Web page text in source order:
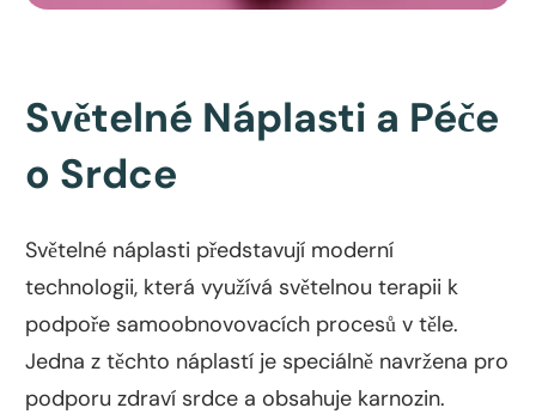
Světelné Náplasti a Péče
o Srdce
Světelné náplasti představují moderní
technologii, která využívá světelnou terapii k
podpoře samoobnovovacích procesů v těle.
Jedna z těchto náplastí je speciálně navržena pro
podporu zdraví srdce a obsahuje karnozin.